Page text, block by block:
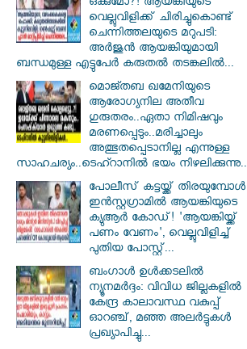
ഒക്കുമോ?! ആയങ്കിയുടെ
വെല്ലുവിളിക്ക് ചിരിച്ചുകൊണ്ട്
ചെന്നിത്തലയുടെ മറുപടി:
അർജുൻ ആയങ്കിയുമായി
ബന്ധമുള്ള എട്ടുപേർ കരുതൽ തടങ്കലിൽ...
മൊജ്തബ ഖമേനിയുടെ
ആരോഗ്യനില അതീവ
ഗുരുതരം..ഏതാ നിമിഷവും
മരണപ്പെടും..മരിച്ചാലും
അത്ഭുതപ്പെടാനില്ല എന്നുള്ള
സാഹചര്യം..ടെഹ്റാനിൽ ഭയം നിഴലിക്കുന്നു..
പോലീസ് കട്ടയ്ക്ക് തിരയുമ്പോൾ
ഇൻസ്റ്റഗ്രാമിൽ ആയങ്കിയുടെ
ക്യുആർ കോഡ്! 'ആയങ്കിയ്ക്ക്
പണം വേണം', വെല്ലുവിളിച്ച്
പുതിയ പോസ്റ്റ്...
ബംഗാൾ ഉൾക്കടലിൽ
ന്യൂനമർദ്ദം: വിവിധ ജില്ലകളിൽ
കേന്ദ്ര കാലാവസ്ഥ വകുപ്പ്
ഓറഞ്ച്, മഞ്ഞ അലർട്ടുകൾ
പ്രഖ്യാപിച്ചു...